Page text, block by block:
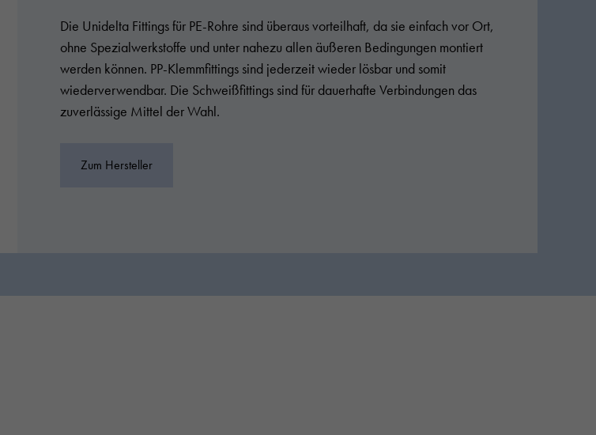
Die Unidelta Fittings für PE-Rohre sind überaus vorteilhaft, da sie einfach vor Ort,
ohne Spezialwerkstoffe und unter nahezu allen äußeren Bedingungen montiert
werden können. PP-Klemmfittings sind jederzeit wieder lösbar und somit
wiederverwendbar. Die Schweißfittings sind für dauerhafte Verbindungen das
zuverlässige Mittel der Wahl.
Zum Hersteller